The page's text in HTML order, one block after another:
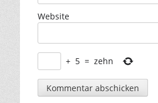
Website
+ 5 = zehn